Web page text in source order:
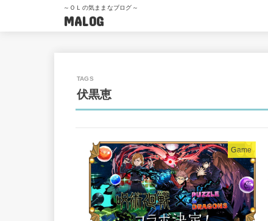
～ＯＬの気ままなブログ～
MALOG
伏黒恵
Game